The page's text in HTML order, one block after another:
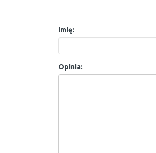
Imię:
Opinia: